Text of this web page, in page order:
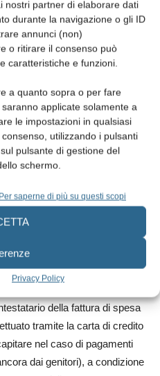
nostri partner di elaborare dati
durante la navigazione o gli ID
annunci (non)
o ritirare il consenso può
caratteristiche e funzioni.
a quanto sopra o per fare
applicate solamente a
le impostazioni in qualsiasi
utilizzando i pulsanti
pulsante di gestione del
schermo.
Per saperne di più su questi scopi
Privacy Policy
anticipato,è in vigore dal
proprio in questa
di Bilancio per il 2020 ha però
19%: non vi rientrano pertanto
detraibili o deducibili, salvo
al comparto immobiliare. Per
essenzialmente i
di pagamento diversi dal
gli assegni bancari o
Agenzia delle Entrate nel
i pagamenti effettuati tramite
a condizione che si sia in
su cui l’app stessa si
della fattura di spesa
tramite la carta di credito
nel caso di pagamenti
dai genitori), a condizione